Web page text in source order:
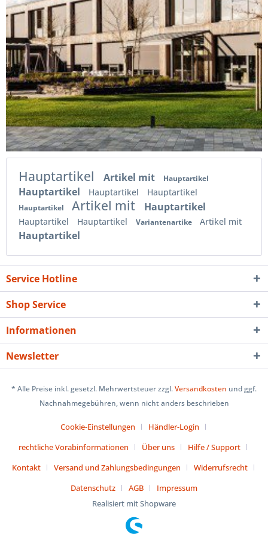
Hauptartikel Artikel mit Hauptartikel
Hauptartikel Hauptartikel Hauptartikel
Hauptartikel Artikel mit Hauptartikel
Hauptartikel Hauptartikel Variantenartike Artikel mit
Hauptartikel
Service Hotline
Shop Service
Informationen
Newsletter
* Alle Preise inkl. gesetzl. Mehrwertsteuer zzgl.Versandkosten und ggf.
Nachnahmegebühren, wenn nicht anders beschrieben
Cookie-Einstellungen
Händler-Login
rechtliche Vorabinformationen
Über uns
Hilfe / Support
Kontakt
Versand und Zahlungsbedingungen
Widerrufsrecht
Datenschutz
AGB
Impressum
Realisiert mit Shopware